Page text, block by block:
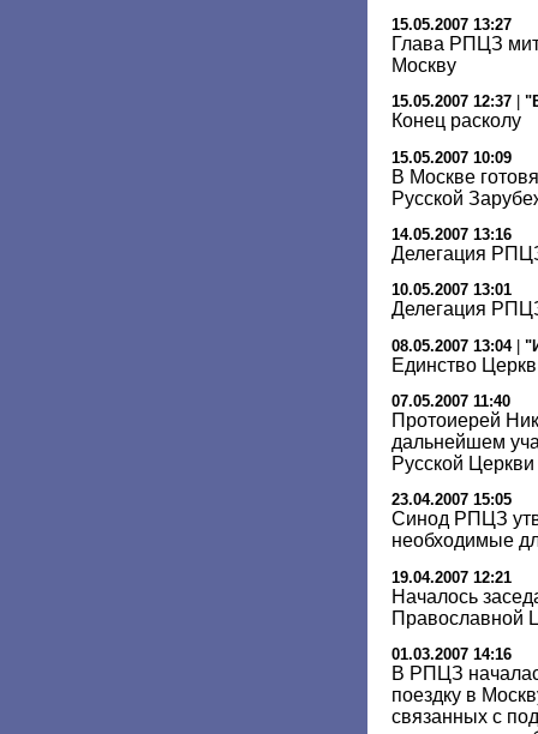
15.05.2007 13:27
Глава РПЦЗ
Москву
15.05.2007 12:37
Конец расколу
15.05.2007 10:09
В Москве
Русской
14.05.2007 13:16
Делегация
10.05.2007 13:01
Делегация
08.05.2007 13:04|
Единство
07.05.2007 11:40
Протоиерей
дальнейшем
Русской Церкви
23.04.2007 15:05
Синод РПЦЗ
необходимые
19.04.2007 12:21
Началось
Православной
01.03.2007 14:16
В РПЦЗ
поездку в
связанных с